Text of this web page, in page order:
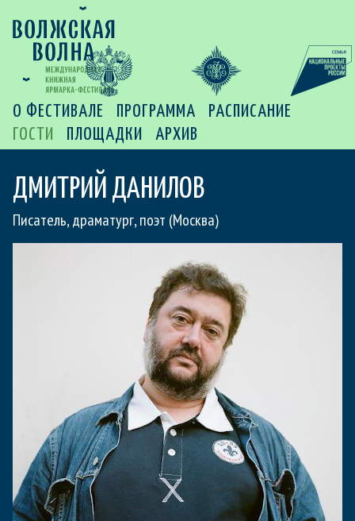
О ФЕСТИВАЛЕ ПРОГРАММА
РАСПИСАНИЕ
ГОСТИ
ПЛОЩАДКИ АРХИВ
ДМИТРИЙ ДАНИЛОВ
Писатель, драматург, поэт (Москва)